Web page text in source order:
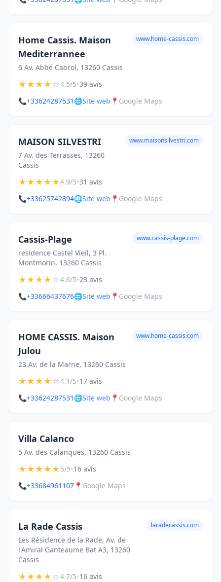
Home Cassis. Maison
Mediterrannee
6 Av. Abbé Cabrol, 13260 Cassis
www.home-cassis.com
★★★★☆4.5/5•39 avis
📞+33624287531 🌐Site web 📍 Google Maps
MAISON SILVESTRI
7 Av. des Terrasses, 13260
Cassis
www.maisonsilvestri.com
★★★★★4.9/5•31 avis
📞+33625742894🌐Site web 📍 Google Maps
Cassis-Plage
residence Castel Vieil, 3 Pl.
Montmorin, 13260 Cassis
www.cassis-plage.com
★★★★☆4.6/5•23 avis
📞+33666437676🌐Site web 📍 Google Maps
HOME CASSIS. Maison
Julou
23 Av. de la Marne, 13260 Cassis
www.home-cassis.com
★★★★☆4.1/5•17 avis
📞+33624287531 🌐Site web 📍 Google Maps
Villa Calanco
5 Av. des Calanques, 13260 Cassis
★★★★★5/5•16 avis
📞+33684961107 📍 Google Maps
La Rade Cassis
Les Résidence de la Rade, Av. de
l'Amiral Ganteaume Bat A3, 13260
Cassis
laradecassis.com
★★★★☆4.7/5•16 avis